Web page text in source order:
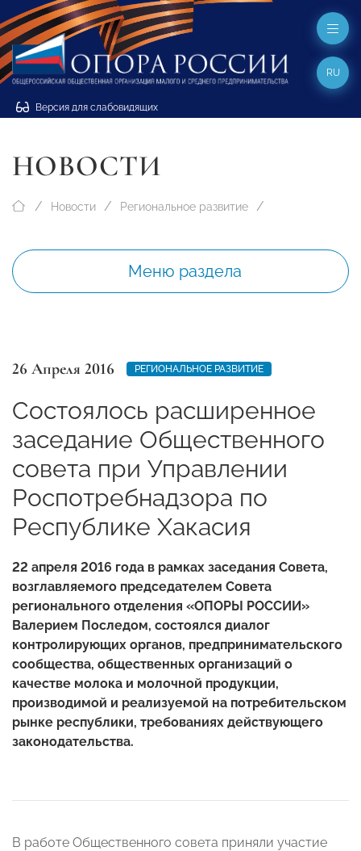
Версия для слабовидящих
RU
НОВОСТИ
Новости Региональное развитие
Меню раздела
26 Апреля 2016 РЕГИОНАЛЬНОЕ РАЗВИТИЕ
Состоялось расширенное
заседание Общественного
совета при Управлении
Роспотребнадзора по
Республике Хакасия
22 апреля 2016 года в рамках заседания Совета,
возглавляемого председателем Совета
регионального отделения «ОПОРЫ РОССИИ»
Валерием Последом, состоялся диалог
контролирующих органов, предпринимательского
сообщества, общественных организаций о
качестве молока и молочной продукции,
производимой и реализуемой на потребительском
рынке республики, требованиях действующего
законодательства.
В работе Общественного совета приняли участие